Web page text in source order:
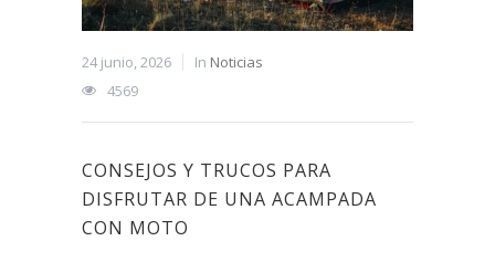
24 junio, 2026 In Noticias
4569
CONSEJOS Y TRUCOS PARA
DISFRUTAR DE UNA ACAMPADA
CON MOTO